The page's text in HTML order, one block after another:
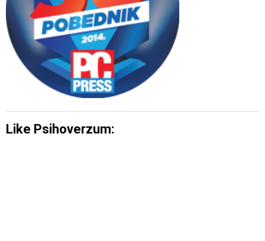
Like Psihoverzum: